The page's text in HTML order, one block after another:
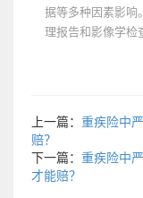
据等多种因素影响
理报告和影像学检
上一篇： 重疾险中
赔？
下一篇： 重疾险中
才能赔？